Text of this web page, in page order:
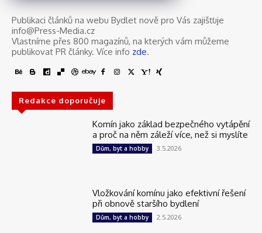
Publikaci článků na webu Bydlet nově pro Vás zajišťuje
info@Press-Media.cz
Vlastníme přes 800 magazínů, na kterých vám můžeme
publikovat PR články. Více info zde.
Redakce doporučuje
Komín jako základ bezpečného vytápění
a proč na něm záleží více, než si myslíte
Dům, byt a hobby 3.5.2026
Vložkování komínu jako efektivní řešení
při obnově staršího bydlení
Dům, byt a hobby 2.5.2026